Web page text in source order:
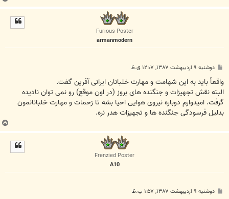
Furious Poster
armanmodern
ت
دوشنبه ۹ اردیبهشت ۱۳۸۷, ۱۲:۰۷ ق.ظ
واقعاً باید به این شهامت و مهارت خلبانان ایرانی آفرین گفت.
البته نقش تجهیزات و جنگنده های بروز (در اون موقع) رو نمی توان نادیده
گرفت. امیدوارم دوباره نیروی هوایی احیا بشه تا زحمات و مهارت خلبانانمون
بدلیل فرسودگی جنگنده ها و تجهیزات هدر نره.
Frenzied Poster
A10
دوشنبه ۹ اردیبهشت ۱۳۸۷, ۱:۵۷ ب.ظ